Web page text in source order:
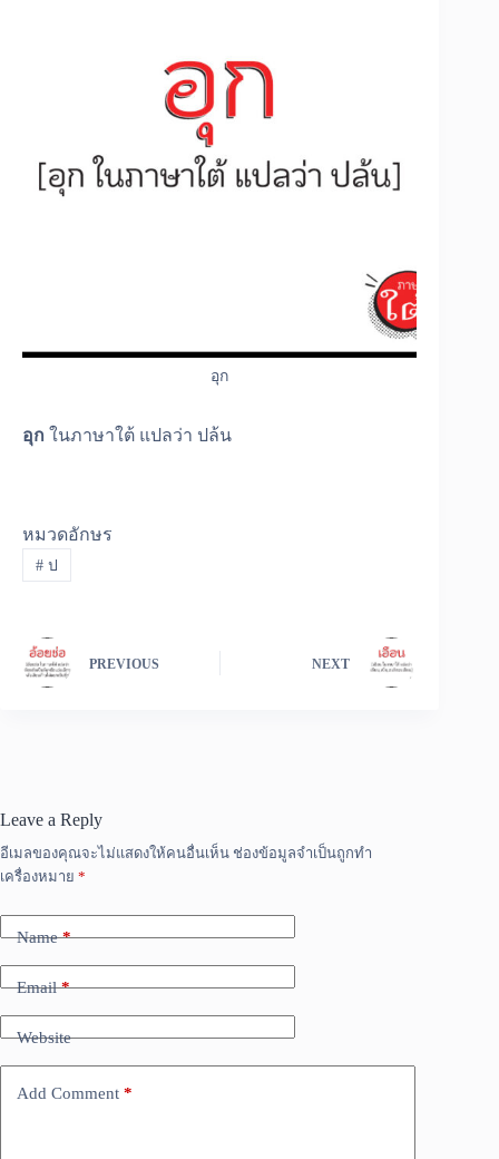
อุก
อุก ในภาษาใต้ แปลว่า ปล้น
หมวดอักษร
#ป
PREVIOUS NEXT
Leave a Reply
อีเมลของคุณจะไม่แสดงให้คนอื่นเห็น ช่องข้อมูลจำเป็นถูกทำ
เครื่องหมาย *
Name*
Email*
Website
Add Comment *